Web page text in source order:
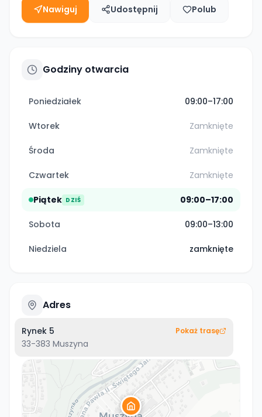
Nawiguj Udostępnij Polub
Godziny otwarcia
Poniedziałek 09:00–17:00
Wtorek Zamknięte
Środa Zamknięte
Czwartek Zamknięte
Piątek DZIŚ 09:00–17:00
Sobota 09:00–13:00
Niedziela zamknięte
Adres
Rynek 5
33-383 Muszyna
Pokaż trasę